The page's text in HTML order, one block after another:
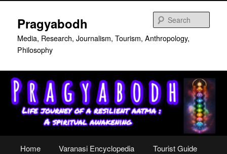
primary
content
secondary
content
Pragyabodh
Media, Research, Journalism, Tourism, Anthropology,
Philosophy
Home Varanasi Encyclopedia Tourist Guide